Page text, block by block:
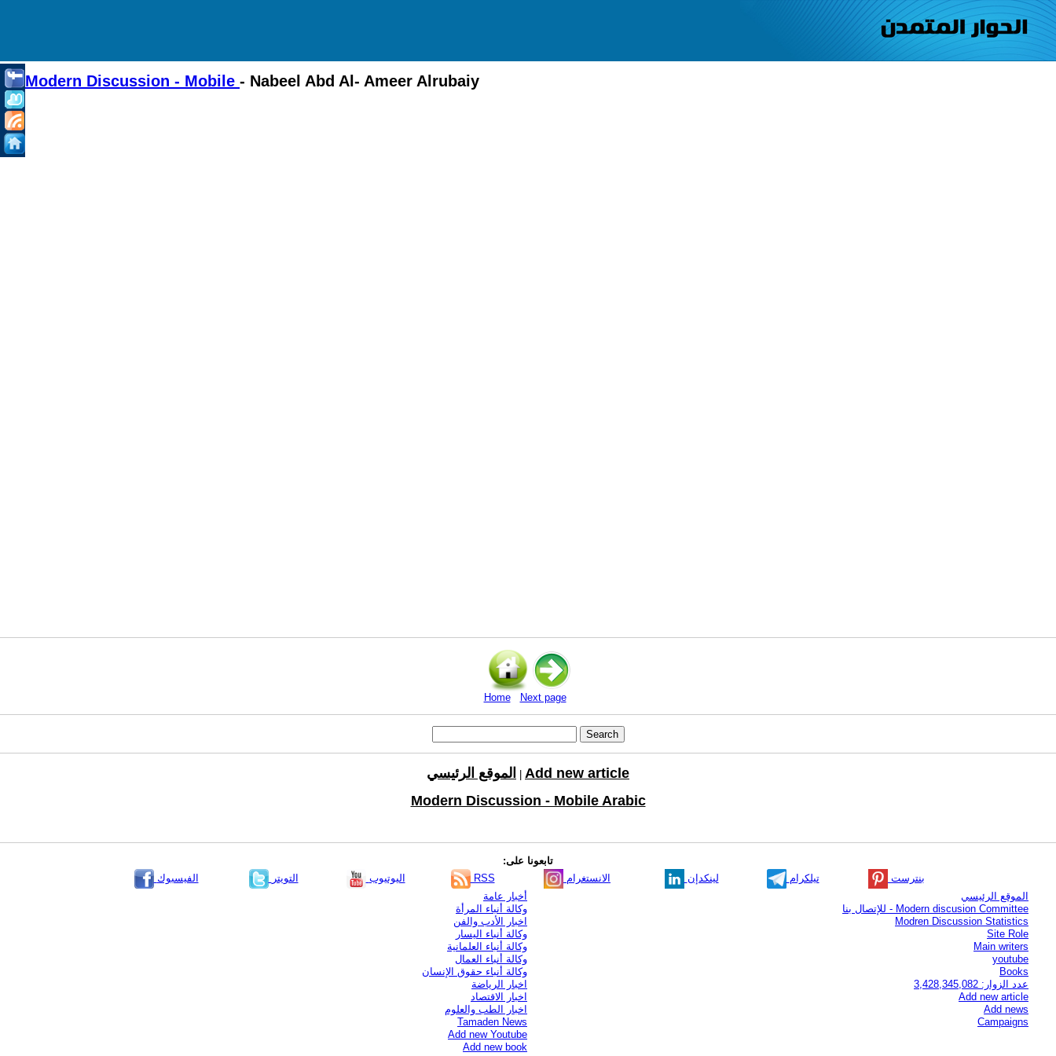
Modern Discussion - Mobile - Nabeel Abd Al- Ameer Alrubaiy
Home Next page
الموقع الرئيسي
Add new article
Modern Discussion - Mobile Arabic
تابعونا على:
الفيسبوك
التويتر اليوتيوب RSS الانستغرام لينكدإن تيلكرام
بنترست
الموقع الرئيسي
Modern discusion Committee - للإتصال بنا
Modren Discussion Statistics
Site Role
Main writers
youtube
Books
عدد الزوار: 3,428,345,082
Add new article
Add news
Campaigns
أخبار عامة
وكالة أنباء المرأة
اخبار الأدب والفن
وكالة أنباء اليسار
وكالة أنباء العلمانية
وكالة أنباء العمال
وكالة أنباء حقوق الإنسان
اخبار الرياضة
اخبار الاقتصاد
اخبار الطب والعلوم
Tamaden News
Add new Youtube
Add new book